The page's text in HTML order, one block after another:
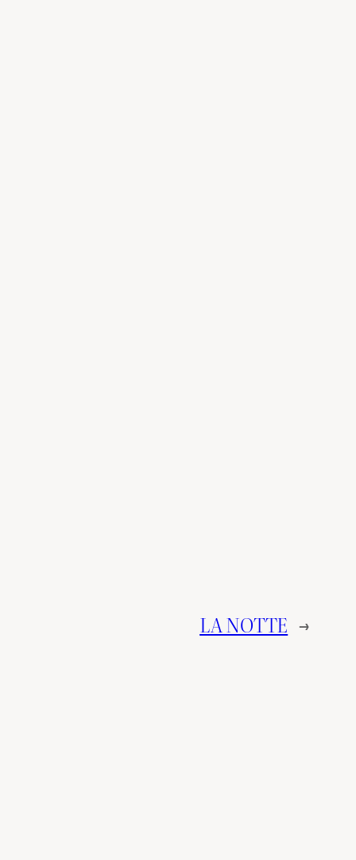
LA NOTTE →